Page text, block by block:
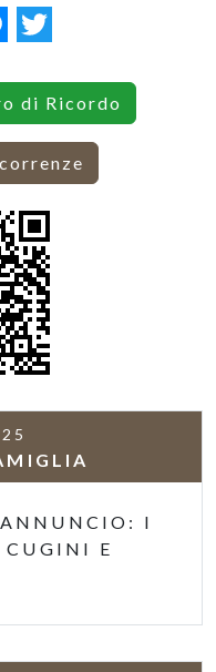
Twitter
di Ricordo
I
E